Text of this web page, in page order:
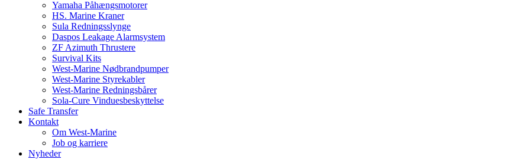
Yamaha Påhængsmotorer
HS. Marine Kraner
Sula Redningsslynge
Daspos Leakage Alarmsystem
ZF Azimuth Thrustere
Survival Kits
West-Marine Nødbrandpumper
West-Marine Styrekabler
West-Marine Redningsbårer
Sola-Cure Vinduesbeskyttelse
Safe Transfer
Kontakt
Om West-Marine
Job og karriere
Nyheder